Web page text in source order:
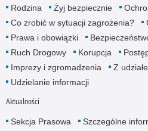
Rodzina Żyj bezpiecznie
Co zrobić w sytuacji zagrożenia?
Prawa i obowiązki
Ruch Drogowy
Korupcja
Imprezy i zgromadzenia
Z
Udzielanie informacji
Aktualności
Sekcja Prasowa Szczególne